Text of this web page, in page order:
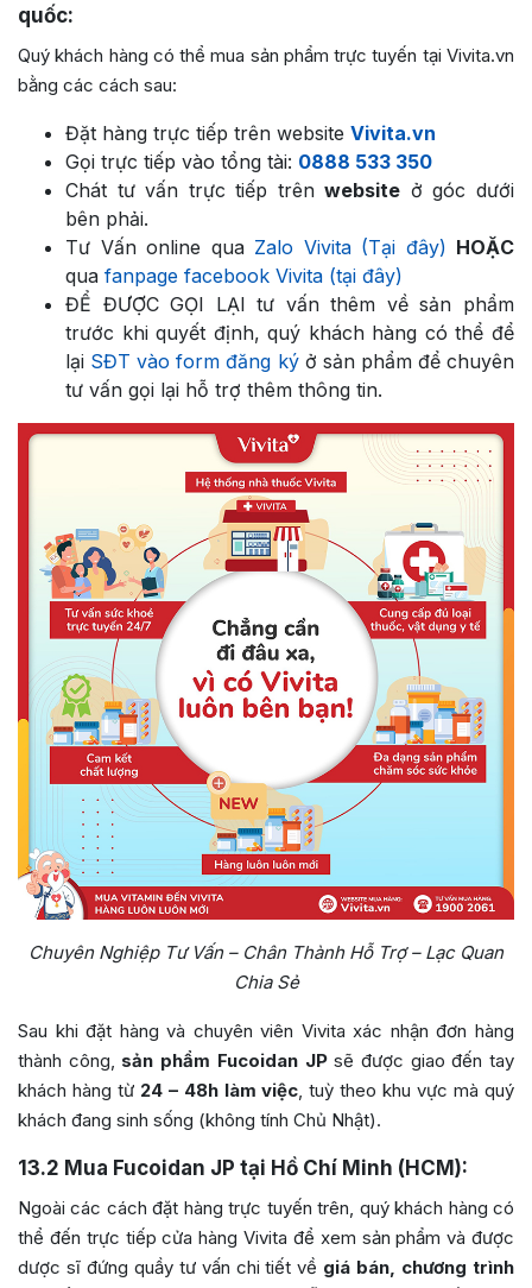
quốc:
Quý khách hàng có thể mua sản phẩm trực tuyến tại Vivita.vn
bằng các cách sau:
Đặt hàng trực tiếp trên website Vivita.vn
Gọi trực tiếp vào tổng tài: 0888 533 350
Chát tư vấn trực tiếp trênwebsite ở góc dưới
bên phải.
Tư Vấn online quaZalo Vivita (Tại đây) HOẶC
qua fanpage facebook Vivita (tại đây)
ĐỂ ĐƯỢC GỌI LẠI tư vấn thêm về sản phẩm
trước khi quyết định, quý khách hàng có thể để
lại SĐT vào form đăng kýở sản phẩm để chuyên
tư vấn gọi lại hỗ trợ thêm thông tin.
Chuyên Nghiệp Tư Vấn – Chân Thành Hỗ Trợ – Lạc Quan
Chia Sẻ
Sau khi đặt hàng và chuyên viên Vivita xác nhận đơn hàng
thành công, sản phẩm Fucoidan JPsẽ được giao đến tay
khách hàng từ 24 – 48h làm việc, tuỳ theo khu vực mà quý
khách đang sinh sống (không tính Chủ Nhật).
13.2 Mua Fucoidan JP tại Hồ Chí Minh (HCM):
Ngoài các cách đặt hàng trực tuyến trên, quý khách hàng có
thể đến trực tiếp cửa hàng Vivita để xem sản phẩm và được
dược sĩ đứng quầy tư vấn chi tiết về giá bán, chương trình